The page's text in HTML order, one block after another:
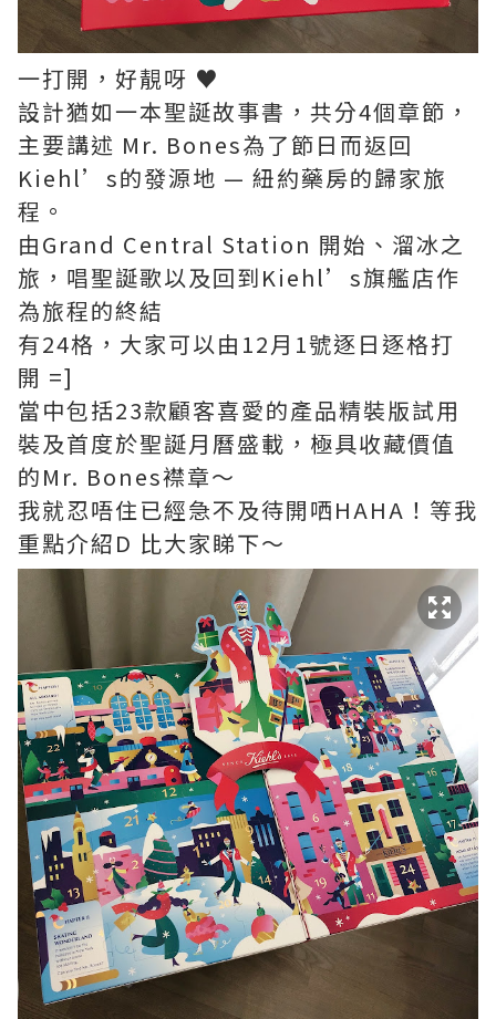
一打開，好靚呀 ♥
設計猶如一本聖誕故事書，共分4個章節，
主要講述 Mr. Bones為了節日而返回
Kiehl’s的發源地 — 紐約藥房的歸家旅
程。
由Grand Central Station 開始、溜冰之
旅，唱聖誕歌以及回到Kiehl’s旗艦店作
為旅程的終結
有24格，大家可以由12月1號逐日逐格打
開 =]
當中包括23款顧客喜愛的產品精裝版試用
裝及首度於聖誕月曆盛載，極具收藏價值
的Mr. Bones襟章～
我就忍唔住已經急不及待開哂HAHA！等我
重點介紹D 比大家睇下～